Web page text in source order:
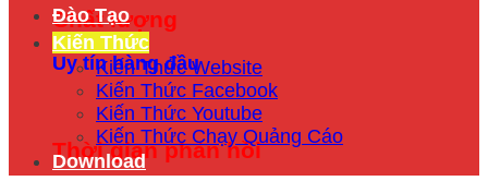
Chất lượng
Uy tín hàng đầu
Thời gian phản hồi
Đào Tạo
Kiến Thức
Kiến Thức Website
Kiến Thức Facebook
Kiến Thức Youtube
Kiến Thức Chạy Quảng Cáo
Download